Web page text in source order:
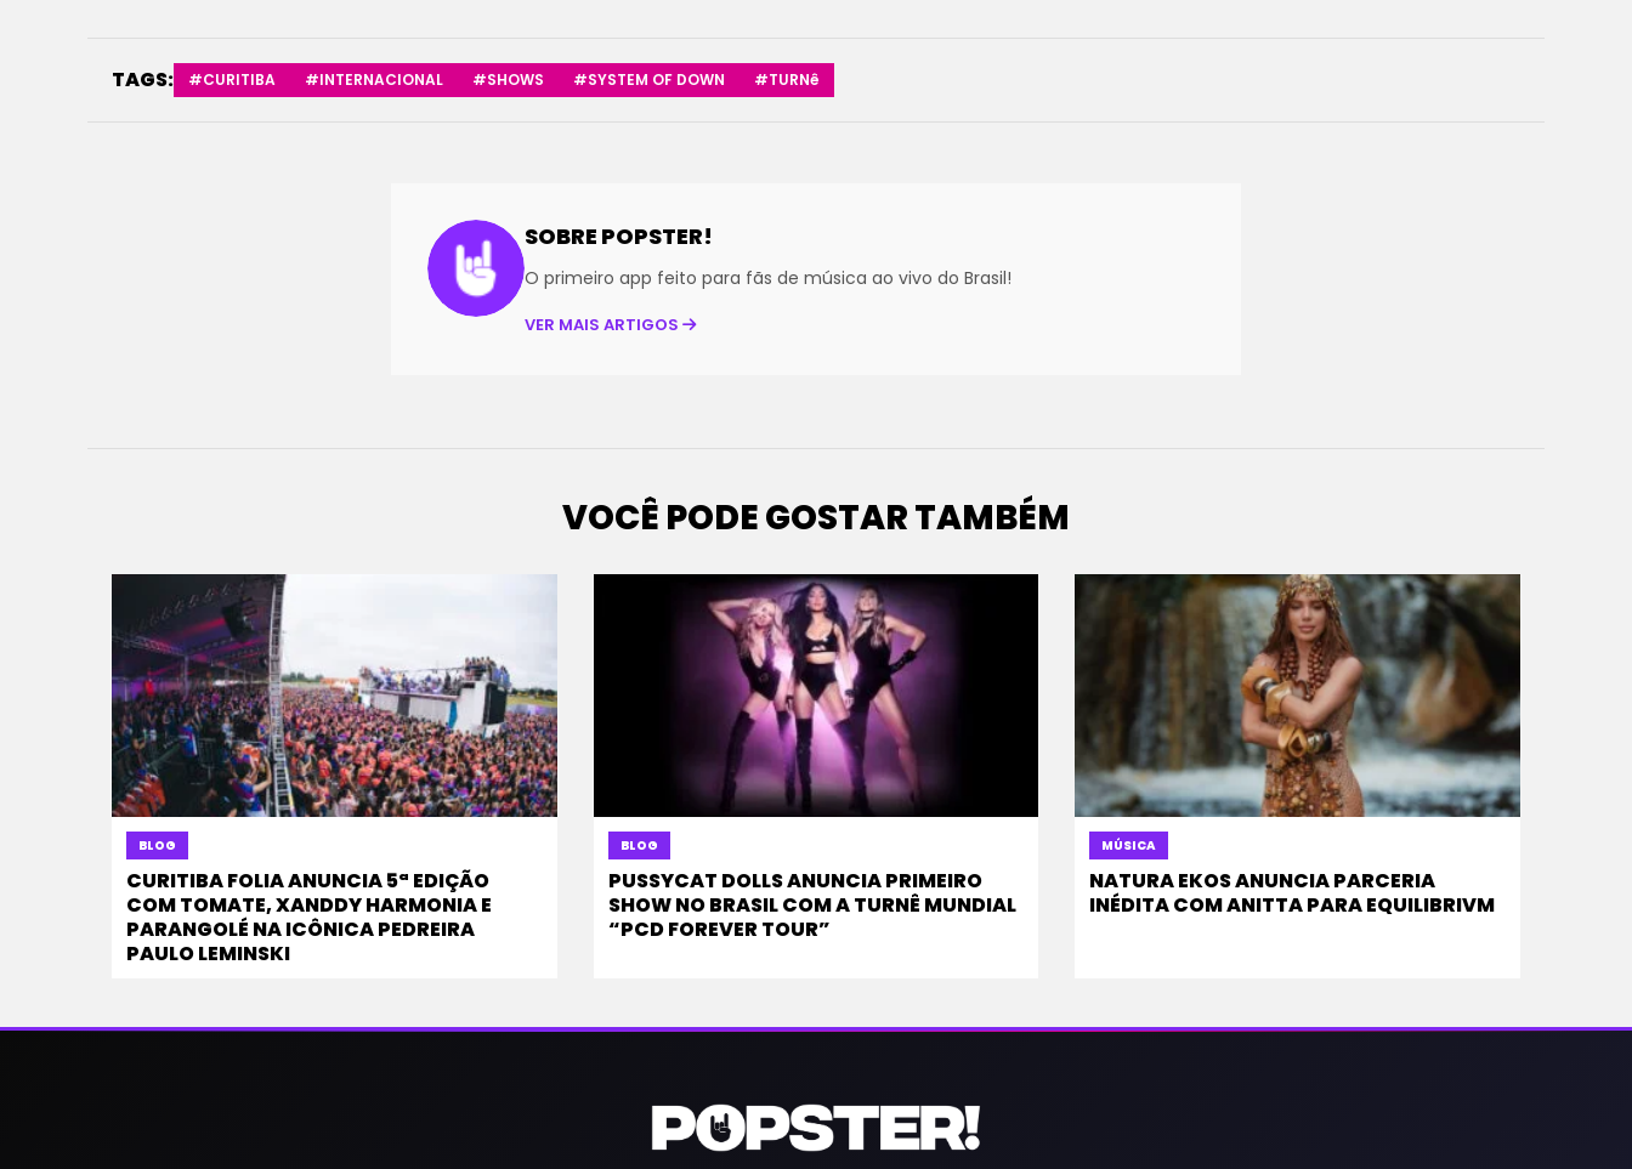
TAGS: #CURITIBA #INTERNACIONAL #SHOWS #SYSTEM OF DOWN #TURNê
SOBRE POPSTER!
O primeiro app feito para fãs de música ao vivo do Brasil!
VER MAIS ARTIGOS
VOCÊ PODE GOSTAR TAMBÉM
BLOG
CURITIBA FOLIA ANUNCIA 5ª EDIÇÃO
COM TOMATE, XANDDY HARMONIA E
PARANGOLÉ NA ICÔNICA PEDREIRA
PAULO LEMINSKI
BLOG
PUSSYCAT DOLLS ANUNCIA PRIMEIRO
SHOW NO BRASIL COM A TURNÊ MUNDIAL
“PCD FOREVER TOUR”
MÚSICA
NATURA EKOS ANUNCIA PARCERIA
INÉDITA COM ANITTA PARA EQUILIBRIVM